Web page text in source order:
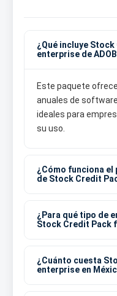
¿Qué incluye
enterprise de
Este paquete
anuales de
ideales para
su uso.
¿Cómo funciona el
de Stock Credit
¿Para qué tipo de
Stock Credit Pack
¿Cuánto cuesta
enterprise en